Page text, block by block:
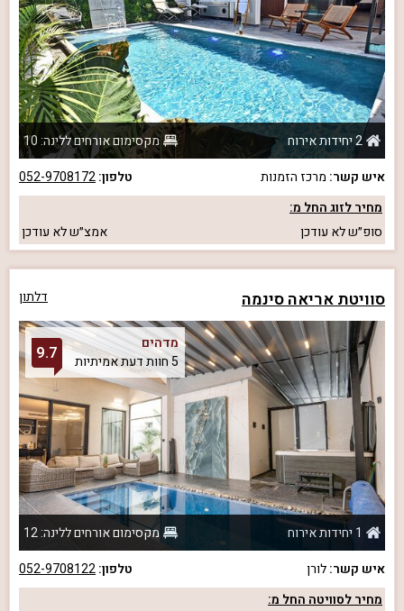
2 יחידות אירוח
מקסימום אורחים ללינה: 10
איש קשר: מרכז הזמנות טלפון:052-9708172
מחיר לזוג החל מ:
סופ״שלא עודכן אמצ״שלא עודכן
סוויטת אריאה סינמה דלתון
מדהים
5 חוות דעת אמיתיות
9.7
1 יחידות אירוח
מקסימום אורחים ללינה: 12
איש קשר:לורן טלפון:052-9708122
מחיר לסוויטה החל מ: